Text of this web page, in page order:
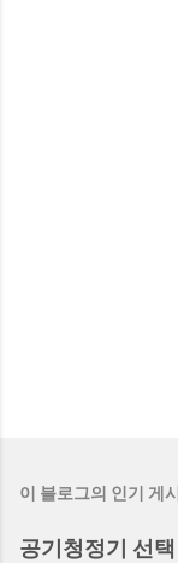
이 블로그의 인기 게
공기청정기 선